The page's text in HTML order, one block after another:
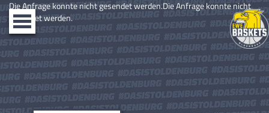
Toggle
navigation
Die Anfrage konnte nicht gesendet werden.Die Anfrage konnte nicht
gesendet werden.